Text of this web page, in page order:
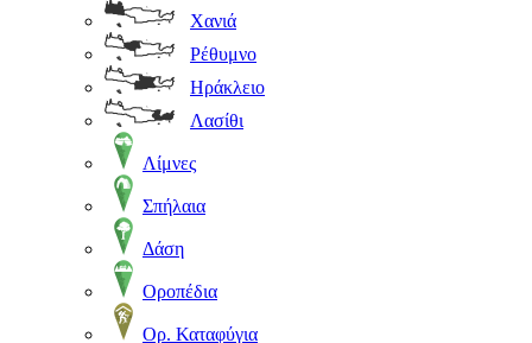
Χανιά
Ρέθυμνο
Ηράκλειο
Λασίθι
Λίμνες
Σπήλαια
Δάση
Οροπέδια
Ορ. Καταφύγια